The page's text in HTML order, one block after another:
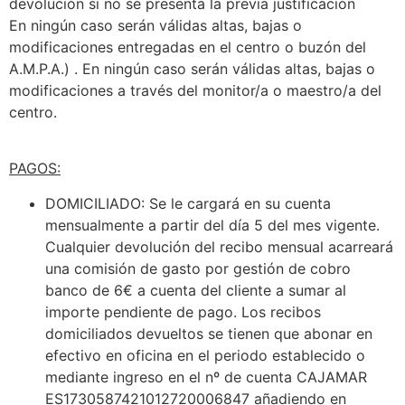
En ningún caso serán válidas altas, bajas o
modificaciones entregadas en el centro o buzón del
A.M.P.A.) . En ningún caso serán válidas altas, bajas o
modificaciones a través del monitor/a o maestro/a del
centro.
PAGOS:
DOMICILIADO: Se le cargará en su cuenta
mensualmente a partir del día 5 del mes vigente.
Cualquier devolución del recibo mensual acarreará
una comisión de gasto por gestión de cobro
banco de 6€ a cuenta del cliente a sumar al
importe pendiente de pago. Los recibos
domiciliados devueltos se tienen que abonar en
efectivo en oficina en el periodo establecido o
mediante ingreso en el nº de cuenta CAJAMAR
ES1730587421012720006847 añadiendo en